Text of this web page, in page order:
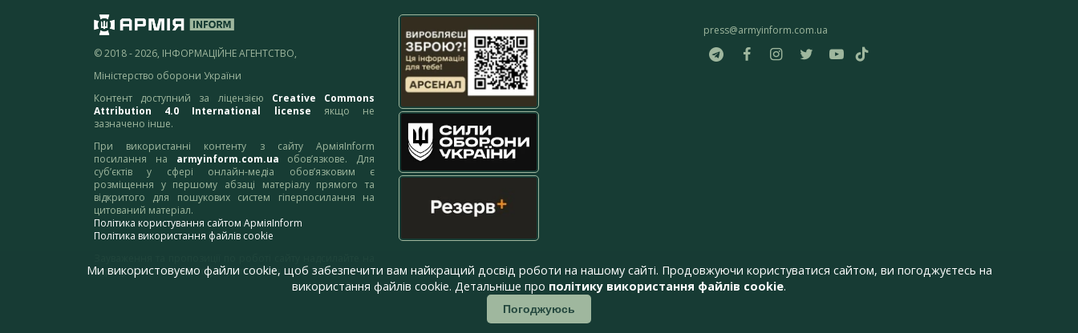
© 2018 - 2026, ІНФОРМАЦІЙНЕ АГЕНТСТВО,
Міністерство оборони України
Контент доступний за ліцензією Creative Commons
Attribution 4.0 International license якщо не
зазначено інше.
При використанні контенту з сайту АрміяInform
посилання на armyinform.com.ua обов’язкове. Для
суб’єктів у сфері онлайн-медіа обов’язковим є
розміщення у першому абзаці матеріалу прямого та
відкритого для пошукових систем гіперпосилання на
цитований матеріал.
Політика користування сайтом АрміяInform
Політика використання файлів cookie
адресу:webmaster@armyinform.com.ua
press@armyinform.com.ua
Ми використовуємо файли cookie, щоб забезпечити вам найкращий досвід роботи на нашому сайті. Продовжуючи користуватися сайтом, ви погоджуєтесь на
використання файлів cookie. Детальніше про політику використання файлів cookie.
Погоджуюсь